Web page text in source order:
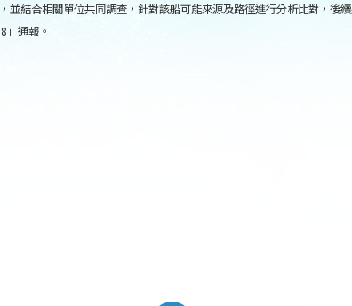
並結合相關單位共同調查，針對該船可能來源及路徑進行分析比對，後
」通報。